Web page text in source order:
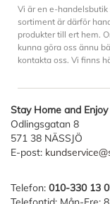
Vi är en e-
sortiment är därför
produkter till ert hem.
kunna göra oss ännu
kontakta oss. Vi finns
Stay Home and
Odlingsgatan 8
571 38 NÄSSJÖ
E-post:
Telefon: 010-330 13